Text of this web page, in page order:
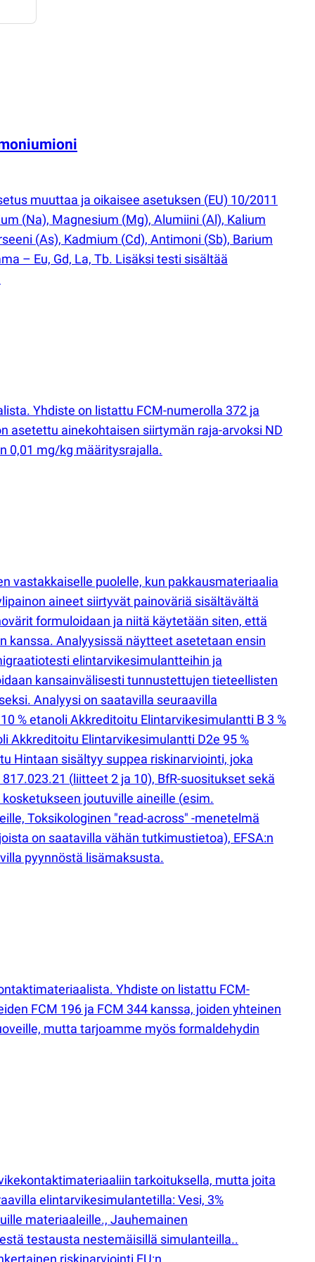
muuttaa ja oikaisee asetuksen (EU) 10/2011
(Na), Magnesium (Mg), Alumiini (Al), Kalium
(As), Kadmium (Cd), Antimoni (Sb), Barium
– Eu, Gd, La, Tb. Lisäksi testi sisältää
Yhdiste on listattu FCM-numerolla 372 ja
asetettu ainekohtaisen siirtymän raja-arvoksi ND
0,01 mg/kg määritysrajalla.
vastakkaiselle puolelle, kun pakkausmateriaalia
aineet siirtyvät painoväriä sisältävältä
formuloidaan ja niitä käytetään siten, että
kanssa. Analyysissä näytteet asetetaan ensin
elintarvikesimulantteihin ja
kansainvälisesti tunnustettujen tieteellisten
Analyysi on saatavilla seuraavilla
% etanoli Akkreditoitu Elintarvikesimulantti B 3 %
Akkreditoitu Elintarvikesimulantti D2e 95 %
Hintaan sisältyy suppea riskinarviointi, joka
(liitteet 2 ja 10), BfR-suositukset sekä
joutuville aineille (esim.
Toksikologinen "read-across" -menetelmä
on saatavilla vähän tutkimustietoa), EFSA:n
pyynnöstä lisämaksusta.
Yhdiste on listattu FCM-
FCM 196 ja FCM 344 kanssa, joiden yhteinen
mutta tarjoamme myös formaldehydin
tarkoituksella, mutta joita
elintarvikesimulantetilla: Vesi, 3%
materiaaleille., Jauhemainen
testausta nestemäisillä simulanteilla..